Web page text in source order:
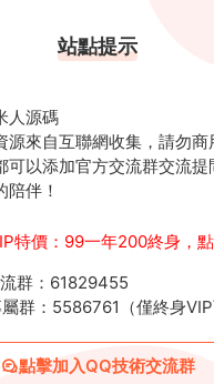
站點提示
人源碼
源來自互聯網收集，請勿商
可以添加官方交流群交流提
陪伴！
特價：99一年200終身，
群：61829455
群：5586761（僅終身VIP
點擊加入QQ技術交流群